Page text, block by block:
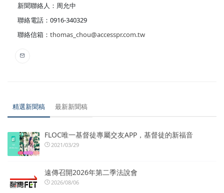
新聞聯絡人：周允中
聯絡電話：0916-340329
聯絡信箱： thomas_chou@accesspr.com.tw
精選新聞稿 最新新聞稿
FLOC唯一基督徒專屬交友APP，基督徒的新福音
2021/03/29
遠傳召開2026年第二季法說會
2026/08/06